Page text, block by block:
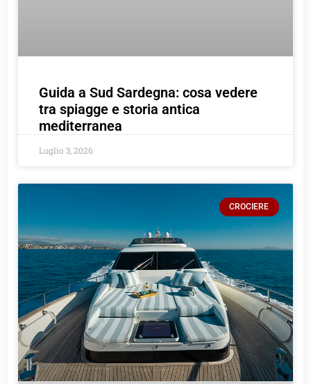
Guida a Sud Sardegna: cosa vedere
tra spiagge e storia antica
mediterranea
Luglio 3, 2026
CROCIERE